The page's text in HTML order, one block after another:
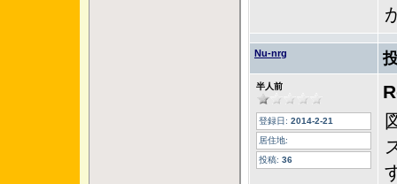
Nu-nrg
半人前
登録日: 2014-2-21
居住地:
投稿: 36